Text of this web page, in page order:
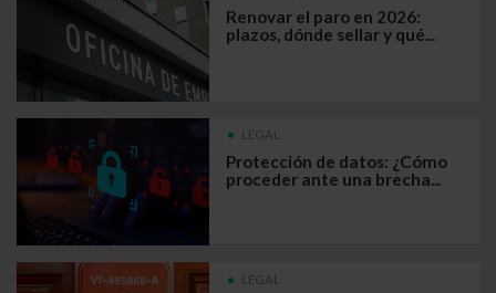
Renovar el paro en 2026:
plazos, dónde sellar y qué...
LEGAL
Protección de datos: ¿Cómo
proceder ante una brecha...
LEGAL